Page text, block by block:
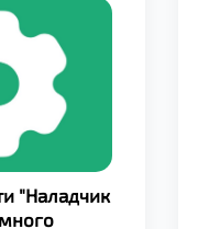
наладчики
в этом
и […]
"Наладчик